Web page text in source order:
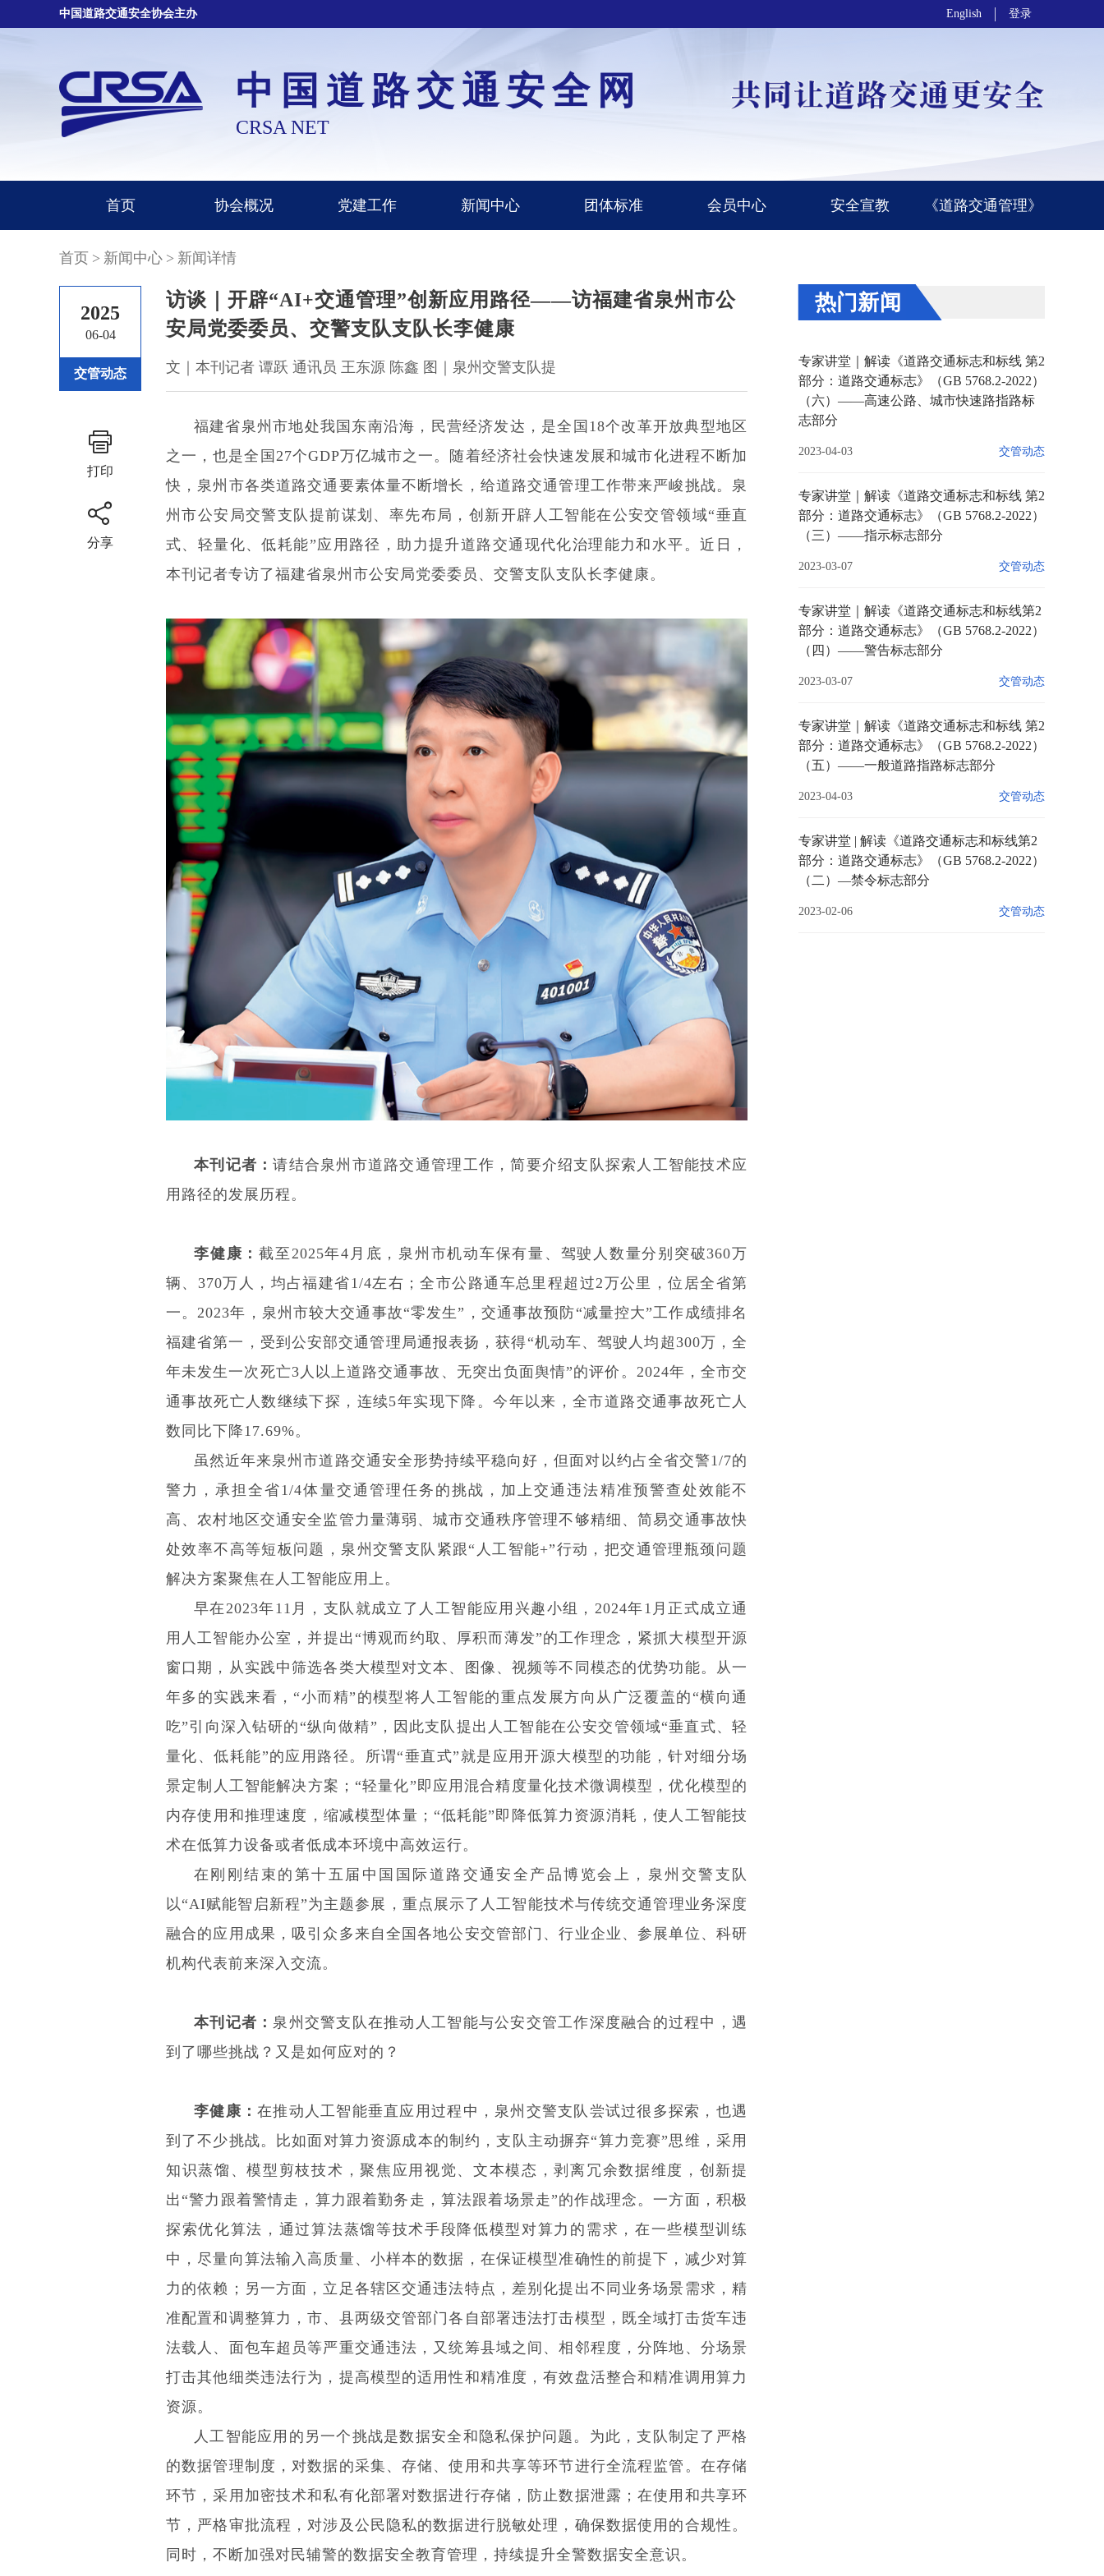
中国道路交通安全协会主办 English 登录
中国道路交通安全网
CRSA NET
首页 协会概况 党建工作 新闻中心 团体标准 会员中心 安全宣教 《道路交通管理》
首页 > 新闻中心 > 新闻详情
2025
06-04
交管动态
打印
分享
访谈｜开辟“AI+交通管理”创新应用路径——访福建省泉州市公
安局党委委员、交警支队支队长李健康
文｜本刊记者 谭跃 通讯员 王东源 陈鑫 图｜泉州交警支队提
福建省泉州市地处我国东南沿海，民营经济发达，是全国18个改革开放典型地区
之一，也是全国27个GDP万亿城市之一。随着经济社会快速发展和城市化进程不断加
快，泉州市各类道路交通要素体量不断增长，给道路交通管理工作带来严峻挑战。泉
州市公安局交警支队提前谋划、率先布局，创新开辟人工智能在公安交管领域“垂直
式、轻量化、低耗能”应用路径，助力提升道路交通现代化治理能力和水平。近日，
本刊记者专访了福建省泉州市公安局党委委员、交警支队支队长李健康。
本刊记者：请结合泉州市道路交通管理工作，简要介绍支队探索人工智能技术应
用路径的发展历程。
李健康： 截至2025年4月底，泉州市机动车保有量、驾驶人数量分别突破360万
辆、370万人，均占福建省1/4左右；全市公路通车总里程超过2万公里，位居全省第
一。2023年，泉州市较大交通事故“零发生”，交通事故预防“减量控大”工作成绩排名
福建省第一，受到公安部交通管理局通报表扬，获得“机动车、驾驶人均超300万，全
年未发生一次死亡3人以上道路交通事故、无突出负面舆情”的评价。2024年，全市交
通事故死亡人数继续下探，连续5年实现下降。今年以来，全市道路交通事故死亡人
数同比下降17.69%。
虽然近年来泉州市道路交通安全形势持续平稳向好，但面对以约占全省交警1/7的
警力，承担全省1/4体量交通管理任务的挑战，加上交通违法精准预警查处效能不
高、农村地区交通安全监管力量薄弱、城市交通秩序管理不够精细、简易交通事故快
处效率不高等短板问题，泉州交警支队紧跟“人工智能+”行动，把交通管理瓶颈问题
解决方案聚焦在人工智能应用上。
早在2023年11月，支队就成立了人工智能应用兴趣小组，2024年1月正式成立通
用人工智能办公室，并提出“博观而约取、厚积而薄发”的工作理念，紧抓大模型开源
窗口期，从实践中筛选各类大模型对文本、图像、视频等不同模态的优势功能。从一
年多的实践来看，“小而精”的模型将人工智能的重点发展方向从广泛覆盖的“横向通
吃”引向深入钻研的“纵向做精”，因此支队提出人工智能在公安交管领域“垂直式、轻
量化、低耗能”的应用路径。所谓“垂直式”就是应用开源大模型的功能，针对细分场
景定制人工智能解决方案；“轻量化”即应用混合精度量化技术微调模型，优化模型的
内存使用和推理速度，缩减模型体量；“低耗能”即降低算力资源消耗，使人工智能技
术在低算力设备或者低成本环境中高效运行。
在刚刚结束的第十五届中国国际道路交通安全产品博览会上，泉州交警支队
以“AI赋能智启新程”为主题参展，重点展示了人工智能技术与传统交通管理业务深度
融合的应用成果，吸引众多来自全国各地公安交管部门、行业企业、参展单位、科研
机构代表前来深入交流。
本刊记者： 泉州交警支队在推动人工智能与公安交管工作深度融合的过程中，遇
到了哪些挑战？又是如何应对的？
李健康：在推动人工智能垂直应用过程中，泉州交警支队尝试过很多探索，也遇
到了不少挑战。比如面对算力资源成本的制约，支队主动摒弃“算力竞赛”思维，采用
知识蒸馏、模型剪枝技术，聚焦应用视觉、文本模态，剥离冗余数据维度，创新提
出“警力跟着警情走，算力跟着勤务走，算法跟着场景走”的作战理念。一方面，积极
探索优化算法，通过算法蒸馏等技术手段降低模型对算力的需求，在一些模型训练
中，尽量向算法输入高质量、小样本的数据，在保证模型准确性的前提下，减少对算
力的依赖；另一方面，立足各辖区交通违法特点，差别化提出不同业务场景需求，精
准配置和调整算力，市、县两级交管部门各自部署违法打击模型，既全域打击货车违
法载人、面包车超员等严重交通违法，又统筹县域之间、相邻程度，分阵地、分场景
打击其他细类违法行为，提高模型的适用性和精准度，有效盘活整合和精准调用算力
资源。
人工智能应用的另一个挑战是数据安全和隐私保护问题。为此，支队制定了严格
的数据管理制度，对数据的采集、存储、使用和共享等环节进行全流程监管。在存储
环节，采用加密技术和私有化部署对数据进行存储，防止数据泄露；在使用和共享环
节，严格审批流程，对涉及公民隐私的数据进行脱敏处理，确保数据使用的合规性。
同时，不断加强对民辅警的数据安全教育管理，持续提升全警数据安全意识。
热门新闻
专家讲堂｜解读《道路交通标志和标线 第2
部分：道路交通标志》（GB 5768.2-2022）
（六）——高速公路、城市快速路指路标
志部分
2023-04-03 交管动态
专家讲堂｜解读《道路交通标志和标线 第2
部分：道路交通标志》（GB 5768.2-2022）
（三）——指示标志部分
2023-03-07 交管动态
专家讲堂｜解读《道路交通标志和标线第2
部分：道路交通标志》（GB 5768.2-2022）
（四）——警告标志部分
2023-03-07 交管动态
专家讲堂｜解读《道路交通标志和标线 第2
部分：道路交通标志》（GB 5768.2-2022）
（五）——一般道路指路标志部分
2023-04-03 交管动态
专家讲堂 | 解读《道路交通标志和标线第2
部分：道路交通标志》（GB 5768.2-2022）
（二）—禁令标志部分
2023-02-06 交管动态